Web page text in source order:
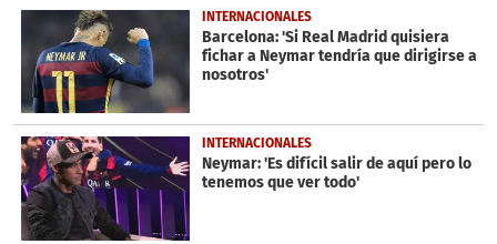
2
minutes,
seconds
INTERNACIONALES
Barcelona: 'Si Real Madrid quisiera
fichar a Neymar tendría que dirigirse a
nosotros'
INTERNACIONALES
Neymar: 'Es difícil salir de aquí pero lo
tenemos que ver todo'